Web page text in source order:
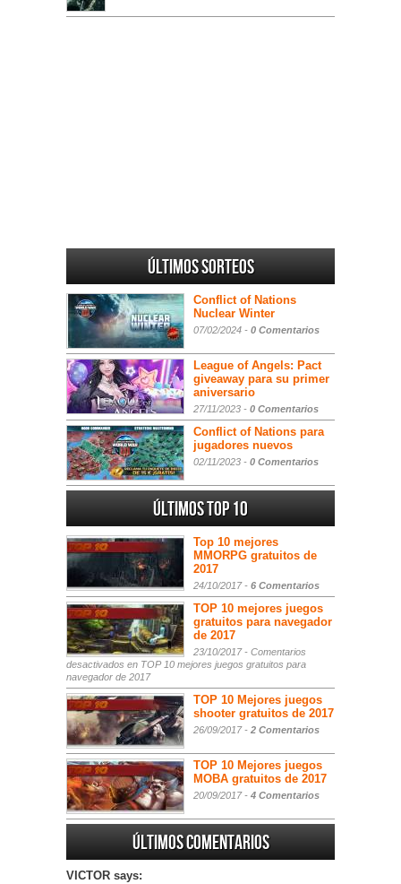
Últimos sorteos
Conflict of Nations
Nuclear Winter
07/02/2024 - 0 Comentarios
League of Angels: Pact
giveaway para su primer
aniversario
27/11/2023 - 0 Comentarios
Conflict of Nations para
jugadores nuevos
02/11/2023 - 0 Comentarios
Últimos Top 10
Top 10 mejores
MMORPG gratuitos de
2017
24/10/2017 - 6 Comentarios
TOP 10 mejores juegos
gratuitos para navegador
de 2017
23/10/2017 - Comentarios
desactivados en TOP 10 mejores juegos gratuitos para
navegador de 2017
TOP 10 Mejores juegos
shooter gratuitos de 2017
26/09/2017 - 2 Comentarios
TOP 10 Mejores juegos
MOBA gratuitos de 2017
20/09/2017 - 4 Comentarios
Últimos comentarios
VICTOR says: